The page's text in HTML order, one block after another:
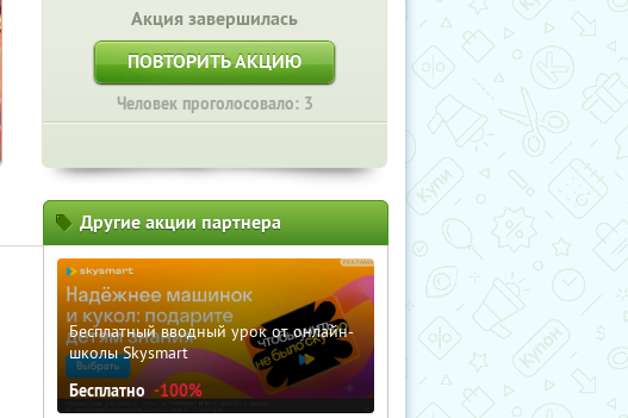
Акция завершилась
ПОВТОРИТЬ АКЦИЮ
Человек проголосовало: 3
Другие акции партнера
Бесплатный вводный урок от онлайн-
школы Skysmart
Бесплатно -100%